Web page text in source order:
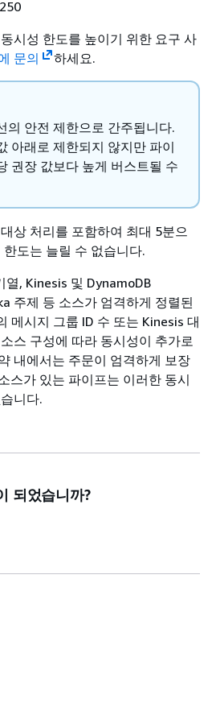
시성 한도를 높이기 위한 요구 사
문의 하세요.
의 안전 제한으로 간주됩니다.
아래로 제한되지 않지만 파이
권장 값보다 높게 버스트될 수
상 처리를 포함하여 최대 5분으
도는 늘릴 수 없습니다.
열, Kinesis 및 DynamoDB
주제 등 소스가 엄격하게 정렬된
메시지 그룹 ID 수 또는 Kinesis 대
스 구성에 따라 동시성이 추가로
내에서는 주문이 엄격하게 보장
스가 있는 파이프는 이러한 동시
니다.
되었습니까?